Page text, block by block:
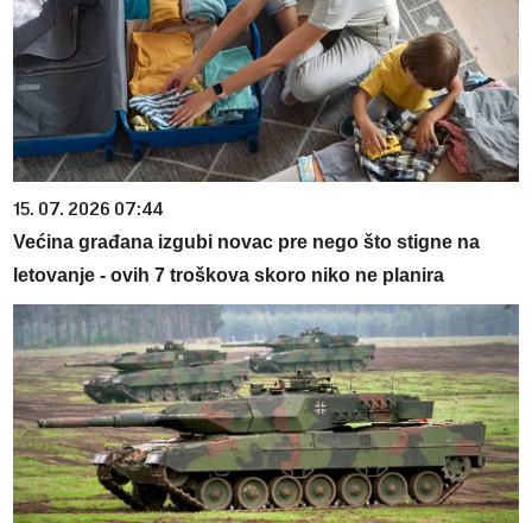
15. 07. 2026 07:44
Većina građana izgubi novac pre nego što stigne na
letovanje - ovih 7 troškova skoro niko ne planira